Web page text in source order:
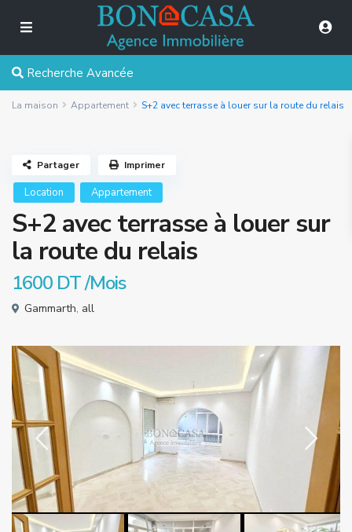
Recherche Avancée
La maison Appartement S+2 avec terrasse à louer sur la route du relais
Location Appartement
S+2 avec terrasse à louer sur
la route du relais
1600 DT/Mois
Gammarth, all
Partager Imprimer